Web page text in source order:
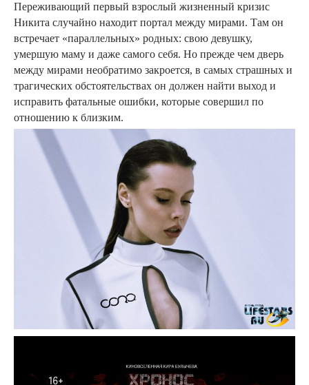
Переживающий первый взрослый жизненный кризис
Никита случайно находит портал между мирами. Там он
встречает «параллельных» родных: свою девушку,
умершую маму и даже самого себя. Но прежде чем дверь
между мирами необратимо закроется, в самых страшных и
трагических обстоятельствах он должен найти выход и
исправить фатальные ошибки, которые совершил по
отношению к близким.